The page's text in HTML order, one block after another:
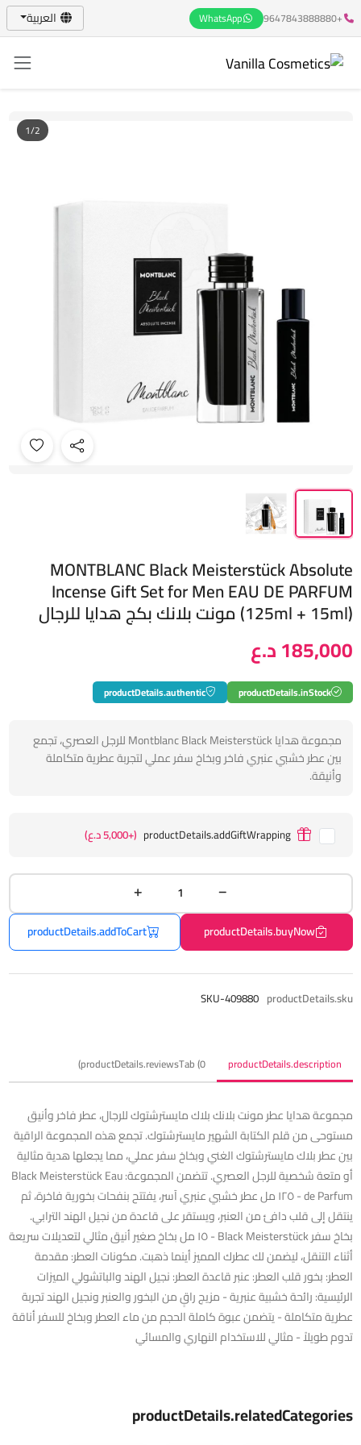
+9647843888880
WhatsApp العربية
1/2
MONTBLANC Black Meisterstück Absolute
Incense Gift Set for Men EAU DE PARFUM
(125ml + 15ml) مونت بلانك بكج هدايا للرجال
185,000 د.ع
productDetails.inStock
productDetails.authentic
مجموعة هدايا Montblanc Black Meisterstück للرجل العصري، تجمع
بين عطر خشبي عنبري فاخر وبخاخ سفر عملي لتجربة عطرية متكاملة
وأنيقة.
productDetails.addGiftWrapping (+5,000 د.ع)
productDetails.buyNow
productDetails.addToCart
productDetails.sku
SKU-409880
productDetails.description
productDetails.reviewsTab (0)
مجموعة هدايا عطر مونت بلانك بلاك مايسترشتوك للرجال، عطر فاخر وأنيق
مستوحى من قلم الكتابة الشهير مايسترشتوك. تجمع هذه المجموعة الراقية
بين عطر بلاك مايسترشتوك الغني وبخاخ سفر عملي، مما يجعلها هدية مثالية
أو متعة شخصية للرجل العصري. تتضمن المجموعة: Black Meisterstück Eau
de Parfum - ١٢٥ مل عطر خشبي عنبري آسر، يفتتح بنفحات بخورية فاخرة، ثم
ينتقل إلى قلب دافئ من العنبر، ويستقر على قاعدة من نجيل الهند الترابي.
بخاخ سفر Black Meisterstück - ١٥ مل بخاخ صغير أنيق مثالي لتعديلات سريعة
أثناء التنقل، ليضمن لك عطرك المميز أينما ذهبت. مكونات العطر: مقدمة
العطر: بخور قلب العطر: عنبر قاعدة العطر: نجيل الهند والباتشولي الميزات
الرئيسية: رائحة خشبية عنبرية - مزيج راقٍ من البخور والعنبر ونجيل الهند تجربة
عطرية متكاملة - يتضمن عبوة كاملة الحجم من ماء العطر وبخاخ للسفر أناقة
تدوم طويلاً - مثالي للاستخدام النهاري والمسائي
productDetails.relatedCategories